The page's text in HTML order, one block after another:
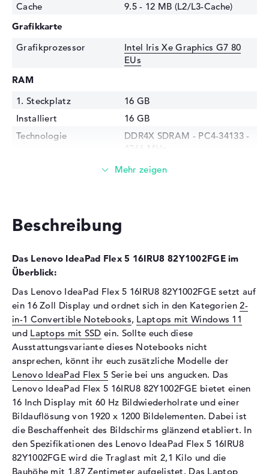
Cache
9.5 - 12 MB (L2/L3-Cache)
Grafikkarte
Grafikprozessor
Intel Iris Xe Graphics G7 80
EUs
RAM
1. Steckplatz
16 GB
Installiert
16 GB
Technologie
DDR4X SDRAM - PC4-34133 -
4266 MHz
Optische Speicher
Display
Display-Typ
16" TFT
Max. Auflösung
1920 x 1200
Auflösungstyp
WUXGA
Bildwiederholrate
60 Hz
Besonderheiten
Multi-Touchscreen, glänzend,
LED-Hintergrundbeleuchtung,
IPS Panel
Kartenleser
Unterstützte Flash-
MMC, SD Memory Card,
SDHC, SDXC
Audio
Beschreibung
Das Lenovo IdeaPad Flex 5 16IRU8 82Y1002FGE im
Überblick:
Das Lenovo IdeaPad Flex 5 16IRU8 82Y1002FGE setzt auf
ein 16 Zoll Display und ordnet sich in den Kategorien2-
in-1 Convertible Notebooks, Laptops mit Windows 11
und Laptops mit SSD ein. Sollte euch diese
Ausstattungsvariante dieses Notebooks nicht
ansprechen, könnt ihr euch zusätzliche Modelle der
Lenovo IdeaPad Flex 5 Serie bei uns angucken. Das
Lenovo IdeaPad Flex 5 16IRU8 82Y1002FGE bietet einen
16 Inch Display mit 60 Hz Bildwiederholrate und einer
Bildauflösung von 1920 x 1200 Bildelementen. Dabei ist
die Beschaffenheit des Bildschirms glänzend etabliert. In
den Spezifikationen des Lenovo IdeaPad Flex 5 16IRU8
82Y1002FGE wird die Traglast mit 2,1 Kilo und die
Bauhöhe mit 1,87 Zentimeter aufgelistet. Das Laptop